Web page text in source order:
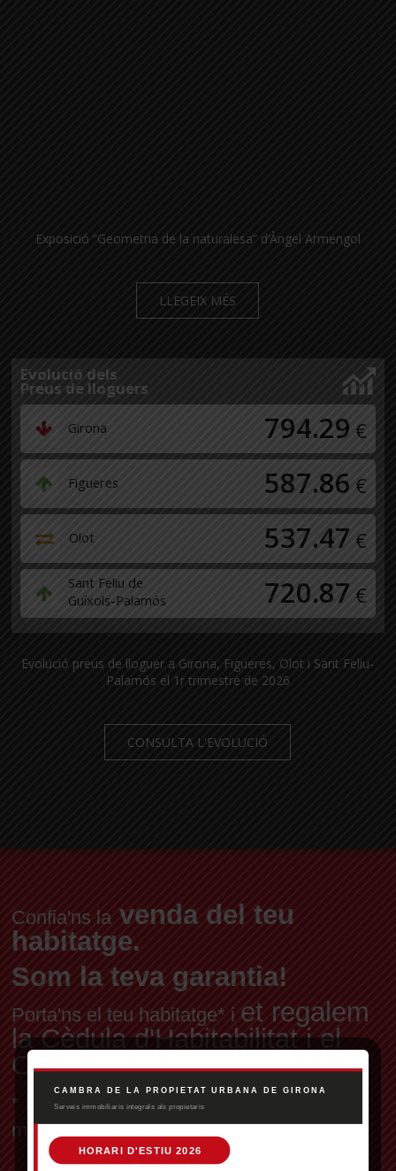
Exposició “Geometria de la naturalesa” d’Àngel Armengol
LLEGEIX MÉS
Evolució dels
Preus de lloguers
Girona 794.29 €
Figueres 587.86 €
Olot 537.47 €
Sant Feliu de
Guíxols-Palamós
720.87 €
Evolució preus de lloguer a Girona, Figueres, Olot i Sant Feliu-
Palamós el 1r trimestre de 2026
CONSULTA L'EVOLUCIÓ
Confia'ns la venda del teu
habitatge.
Som la teva garantia!
Porta'ns el teu habitatge* i et regalem
la Cèdula d'Habitabilitat i el
Certificat Energètic
* Per habitatge en exclusiva, a preu de
mercat fixat pels nostres professionals